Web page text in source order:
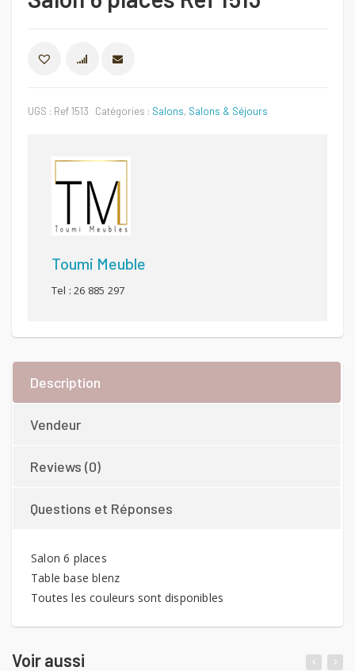
COMPARER
UGS : Ref 1513 Catégories : Salons, Salons & Séjours
Toumi Meuble
Tel : 26 885 297
Description
Vendeur
Reviews (0)
Questions et Réponses
Salon 6 places
Table base blenz
Toutes les couleurs sont disponibles
Voir aussi